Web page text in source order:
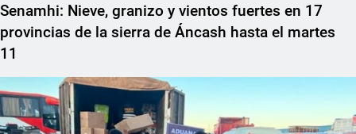
Senamhi: Nieve, granizo y vientos fuertes en 17
provincias de la sierra de Áncash hasta el martes
11